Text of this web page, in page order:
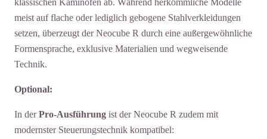
meist auf flache oder lediglich gebogene Stahlverkleidungen
setzen, überzeugt der Neocube R durch eine außergewöhnliche
Formensprache, exklusive Materialien und wegweisende
Technik.
Optional:
In derPro-Ausführung ist der Neocube R zudem mit
modernster Steuerungstechnik kompatibel: